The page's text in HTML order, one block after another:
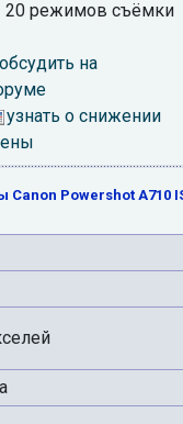
20 режимов съёмки
обсудить на
узнать о снижении
Canon Powershot A710